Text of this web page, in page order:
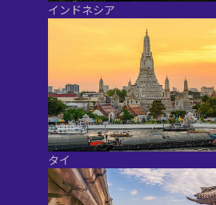
インドネシア
タイ